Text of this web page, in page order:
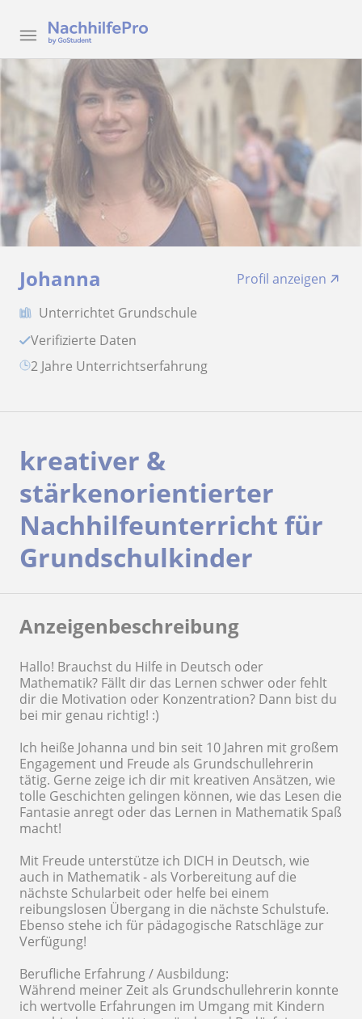
Johanna
Profil anzeigen
Unterrichtet Grundschule
Verifizierte Daten
2 Jahre Unterrichtserfahrung
kreativer &
stärkenorientierter
Nachhilfeunterricht für
Grundschulkinder
Anzeigenbeschreibung
Hallo! Brauchst du Hilfe in Deutsch oder
Mathematik? Fällt dir das Lernen schwer oder fehlt
dir die Motivation oder Konzentration? Dann bist du
bei mir genau richtig! :)
Ich heiße Johanna und bin seit 10 Jahren mit großem
Engagement und Freude als Grundschullehrerin
tätig. Gerne zeige ich dir mit kreativen Ansätzen, wie
tolle Geschichten gelingen können, wie das Lesen die
Fantasie anregt oder das Lernen in Mathematik Spaß
macht!
Mit Freude unterstütze ich DICH in Deutsch, wie
auch in Mathematik - als Vorbereitung auf die
nächste Schularbeit oder helfe bei einem
reibungslosen Übergang in die nächste Schulstufe.
Ebenso stehe ich für pädagogische Ratschläge zur
Verfügung!
Berufliche Erfahrung / Ausbildung:
Während meiner Zeit als Grundschullehrerin konnte
ich wertvolle Erfahrungen im Umgang mit Kindern